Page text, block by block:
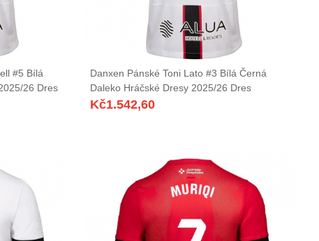
#5 Bílá
26 Dres
Danxen Pánské Toni Lato #3 Bílá Černá
Daleko Hráčské Dresy 2025/26 Dres
Kč1.542,60